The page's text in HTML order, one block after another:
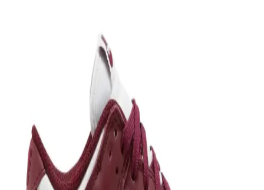
Adidas Çocuk Ayakkabıları Karşılaştırması:
Tensaur Run 2.0 ve Fortarun 3.0 Modelleri
İki popüler Adidas çocuk ayakkabısını detaylı karşılaştırıyoruz. Her
modelin özellikleri, kullanıcı yorumları ve performanslarıyla
ebeveynlere en uygun seçimi yapma imkanı sunuyor.
Puma Carina Street ve Caven 2.0 Jr 05 Renk
Modellerinin Detaylı Karşılaştırması
Bu makalede Puma'nın Carina Street ve Caven 2.0 Jr 05 Renk
modellerini tasarım, konfor ve kullanıcı deneyimi açısından
karşılaştırıyoruz.